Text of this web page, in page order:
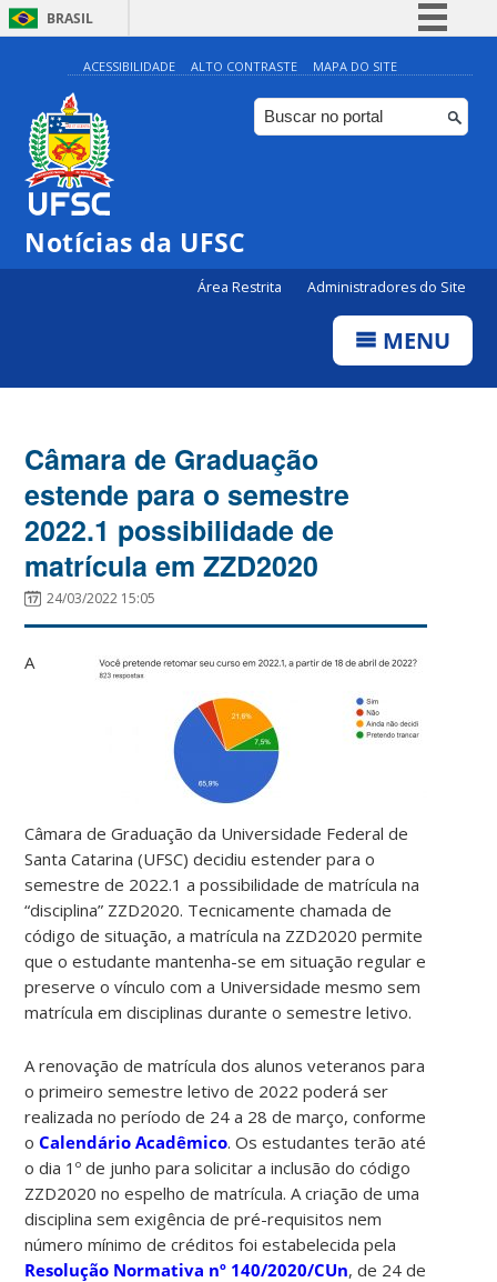
BRASIL
Simplifique!
Comunica BR
Participe
ACESSIBILIDADE ALTO CONTRASTE MAPA DO SITE
Notícias da UFSC
Área Restrita Administradores do Site
MENU
Câmara de Graduação
estende para o semestre
2022.1 possibilidade de
matrícula em ZZD2020
24/03/2022 15:05
A
Câmara de Graduação da Universidade Federal de
Santa Catarina (UFSC) decidiu estender para o
semestre de 2022.1 a possibilidade de matrícula na
“disciplina” ZZD2020. Tecnicamente chamada de
código de situação, a matrícula na ZZD2020 permite
que o estudante mantenha-se em situação regular e
preserve o vínculo com a Universidade mesmo sem
matrícula em disciplinas durante o semestre letivo.
A renovação de matrícula dos alunos veteranos para
o primeiro semestre letivo de 2022 poderá ser
realizada no período de 24 a 28 de março, conforme
oCalendário Acadêmico. Os estudantes terão até
o dia 1º de junho para solicitar a inclusão do código
ZZD2020 no espelho de matrícula. A criação de uma
disciplina sem exigência de pré-requisitos nem
número mínimo de créditos foi estabelecida pela
Resolução Normativa nº 140/2020/CUn, de 24 de